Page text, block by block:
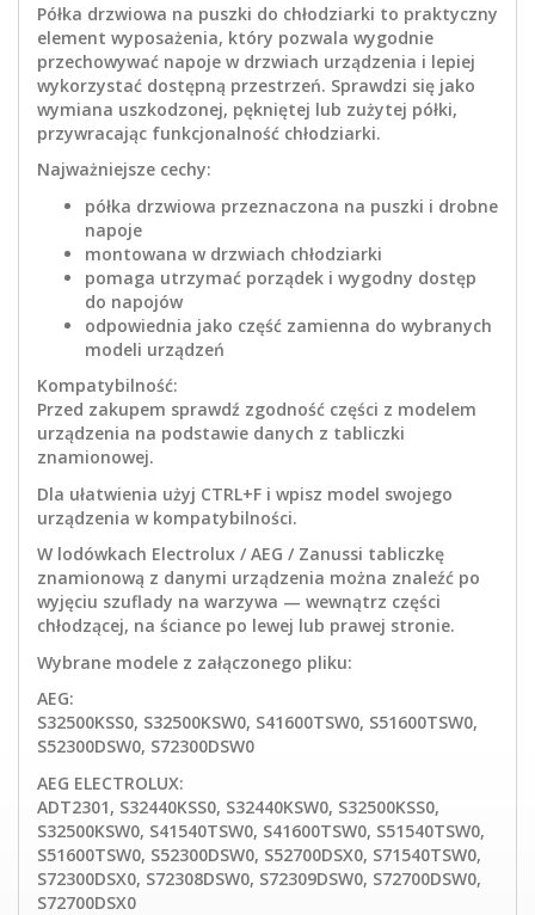
Półka drzwiowa na puszki do chłodziarki to praktyczny
element wyposażenia, który pozwala wygodnie
przechowywać napoje w drzwiach urządzenia i lepiej
wykorzystać dostępną przestrzeń. Sprawdzi się jako
wymiana uszkodzonej, pękniętej lub zużytej półki,
przywracając funkcjonalność chłodziarki.
Najważniejsze cechy:
półka drzwiowa przeznaczona na puszki i drobne
napoje
montowana w drzwiach chłodziarki
pomaga utrzymać porządek i wygodny dostęp
do napojów
odpowiednia jako część zamienna do wybranych
modeli urządzeń
Kompatybilność:
Przed zakupem sprawdź zgodność części z modelem
urządzenia na podstawie danych z tabliczki
znamionowej.
Dla ułatwienia użyj CTRL+F i wpisz model swojego
urządzenia w kompatybilności.
W lodówkach Electrolux / AEG / Zanussi tabliczkę
znamionową z danymi urządzenia można znaleźć po
wyjęciu szuflady na warzywa — wewnątrz części
chłodzącej, na ściance po lewej lub prawej stronie.
Wybrane modele z załączonego pliku:
AEG:
S32500KSS0, S32500KSW0, S41600TSW0, S51600TSW0,
S52300DSW0, S72300DSW0
AEG ELECTROLUX:
ADT2301, S32440KSS0, S32440KSW0, S32500KSS0,
S32500KSW0, S41540TSW0, S41600TSW0, S51540TSW0,
S51600TSW0, S52300DSW0, S52700DSX0, S71540TSW0,
S72300DSX0, S72308DSW0, S72309DSW0, S72700DSW0,
S72700DSX0